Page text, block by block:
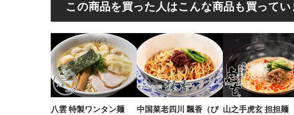
この商品を買った人はこんな商品も買ってい
八雲 特製ワンタン麺
中国菜老四川 飄香（ぴ 山之手虎玄 担担麺